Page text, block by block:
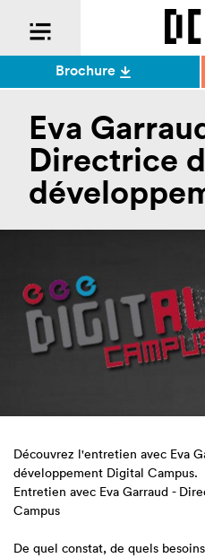
Eva
Directrice
Découvrez l'entretien avec Eva
développement Digital Campus.
Entretien avec Eva Garraud -
Campus
De quel constat, de quels
Brochure